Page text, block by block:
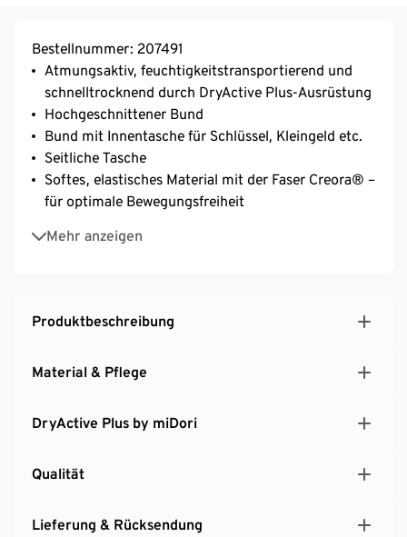
Bestellnummer: 207491
Atmungsaktiv, feuchtigkeitstransportierend und
schnelltrocknend durch DryActive Plus-Ausrüstung
Hochgeschnittener Bund
Bund mit Innentasche für Schlüssel, Kleingeld etc.
Seitliche Tasche
Softes, elastisches Material mit der Faser Creora® –
für optimale Bewegungsfreiheit
Mehr anzeigen
Interlock-Qualität
Produktbeschreibung
Material & Pflege
DryActive Plus by miDori
Qualität
Lieferung & Rücksendung